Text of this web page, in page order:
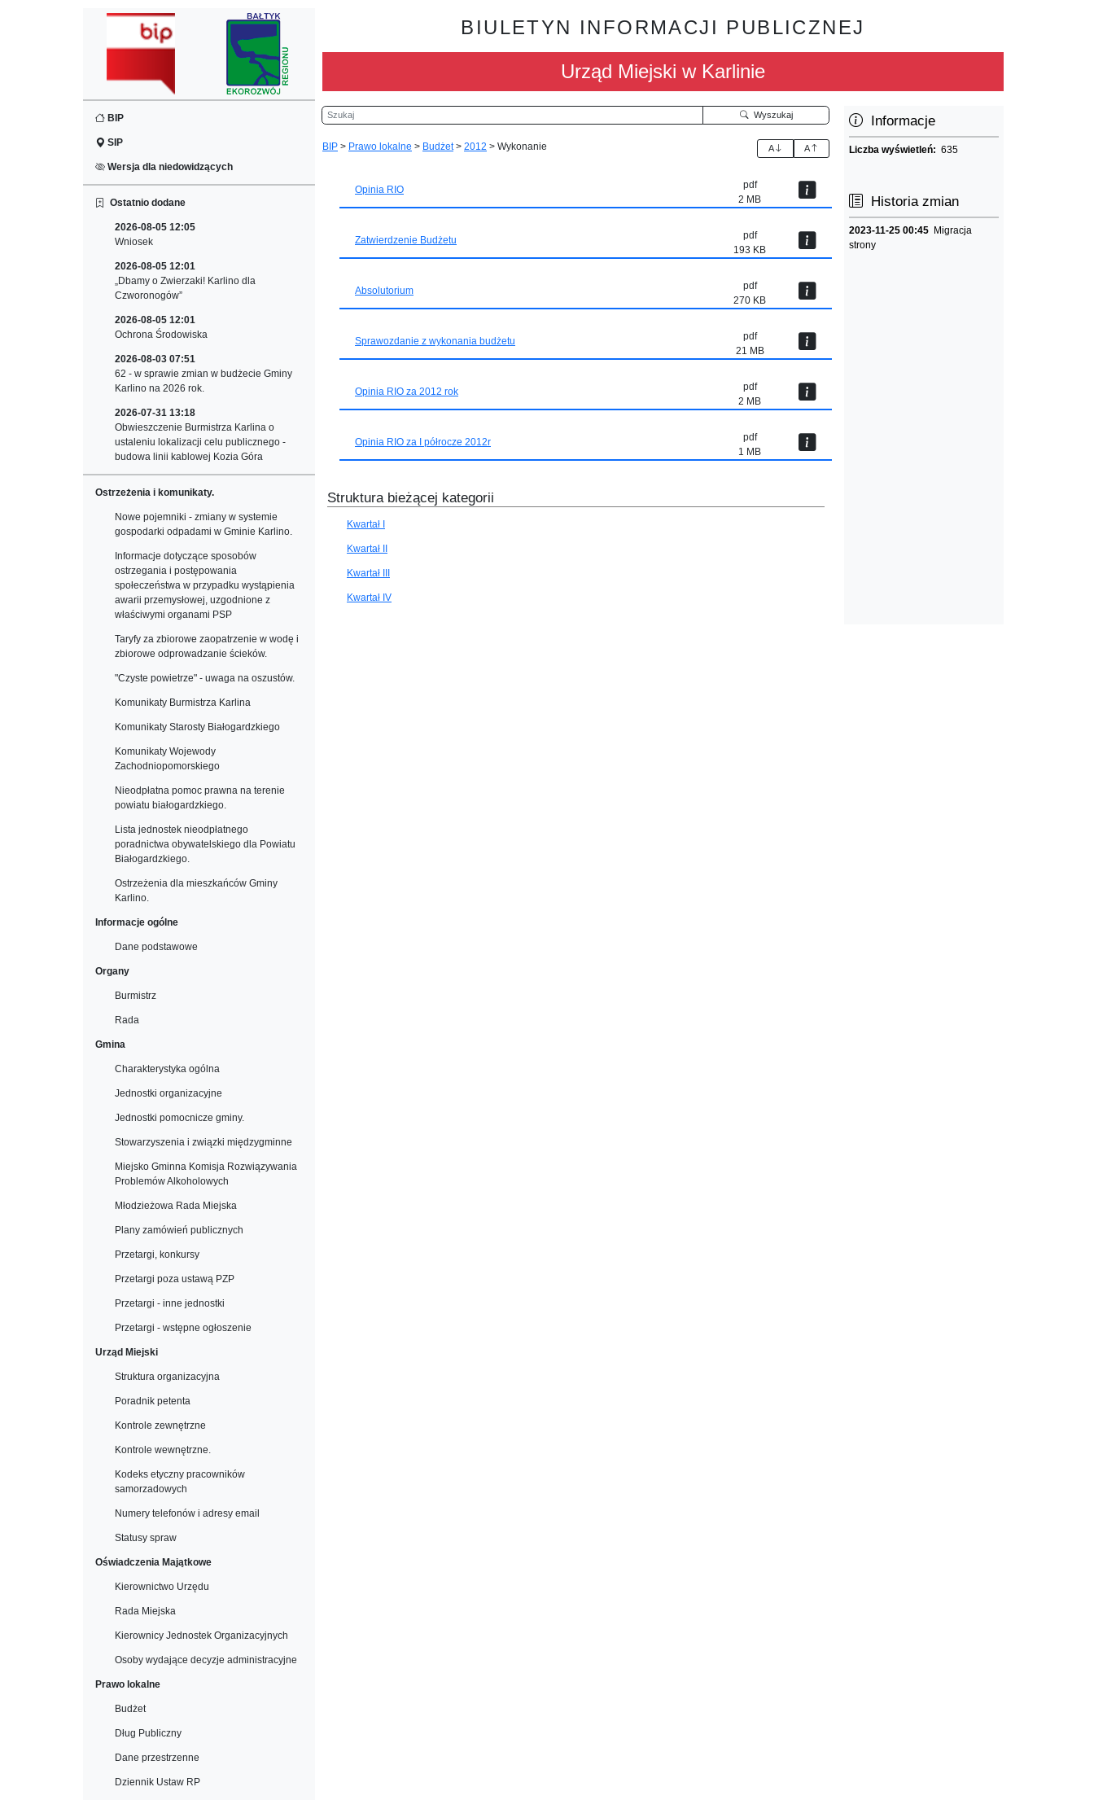
BIP
SIP
Wersja dla niedowidzących
Ostatnio dodane
2026-08-05 12:05
Wniosek
2026-08-05 12:01
„Dbamy o Zwierzaki! Karlino dla
Czworonogów”
2026-08-05 12:01
Ochrona Środowiska
2026-08-03 07:51
62 - w sprawie zmian w budżecie Gminy
Karlino na 2026 rok.
2026-07-31 13:18
Obwieszczenie Burmistrza Karlina o
ustaleniu lokalizacji celu publicznego -
budowa linii kablowej Kozia Góra
Ostrzeżenia i komunikaty.
Nowe pojemniki - zmiany w systemie
gospodarki odpadami w Gminie Karlino.
Informacje dotyczące sposobów
ostrzegania i postępowania
społeczeństwa w przypadku wystąpienia
awarii przemysłowej, uzgodnione z
właściwymi organami PSP
Taryfy za zbiorowe zaopatrzenie w wodę i
zbiorowe odprowadzanie ścieków.
"Czyste powietrze" - uwaga na oszustów.
Komunikaty Burmistrza Karlina
Komunikaty Starosty Białogardzkiego
Komunikaty Wojewody
Zachodniopomorskiego
Nieodpłatna pomoc prawna na terenie
powiatu białogardzkiego.
Lista jednostek nieodpłatnego
poradnictwa obywatelskiego dla Powiatu
Białogardzkiego.
Ostrzeżenia dla mieszkańców Gminy
Karlino.
Informacje ogólne
Dane podstawowe
Organy
Burmistrz
Rada
Gmina
Charakterystyka ogólna
Jednostki organizacyjne
Jednostki pomocnicze gminy.
Stowarzyszenia i związki międzygminne
Miejsko Gminna Komisja Rozwiązywania
Problemów Alkoholowych
Młodzieżowa Rada Miejska
Plany zamówień publicznych
Przetargi, konkursy
Przetargi poza ustawą PZP
Przetargi - inne jednostki
Przetargi - wstępne ogłoszenie
Urząd Miejski
Struktura organizacyjna
Poradnik petenta
Kontrole zewnętrzne
Kontrole wewnętrzne.
Kodeks etyczny pracowników
samorzadowych
Numery telefonów i adresy email
Statusy spraw
Oświadczenia Majątkowe
Kierownictwo Urzędu
Rada Miejska
Kierownicy Jednostek Organizacyjnych
Osoby wydające decyzje administracyjne
Prawo lokalne
Budżet
Dług Publiczny
Dane przestrzenne
Dziennik Ustaw RP
BIULETYN INFORMACJI PUBLICZNEJ
Urząd Miejski w Karlinie
Szukaj Wyszukaj
BIP > Prawo lokalne > Budżet> 2012 > Wykonanie A A
Opinia RIO
pdf
2 MB
Zatwierdzenie Budżetu
pdf
193 KB
Absolutorium
pdf
270 KB
Sprawozdanie z wykonania budżetu
pdf
21 MB
Opinia RIO za 2012 rok
pdf
2 MB
Opinia RIO za I półrocze 2012r
pdf
1 MB
Struktura bieżącej kategorii
Kwartał I
Kwartał II
Kwartał III
Kwartał IV
Informacje
Liczba wyświetleń:635
Historia zmian
2023-11-25 00:45 Migracja
strony